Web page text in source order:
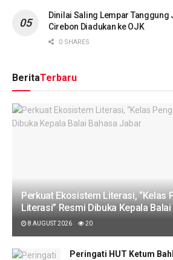
Dinilai Saling Lempar Tanggung
Cirebon Diadukan ke OJK
0 SHARES
BeritaTerbaru
Perkuat Ekosistem Literasi, “Kelas
Literasi” Resmi Dibuka Kepala
8 AUGUST 2026 20
Peringati HUT Ketum